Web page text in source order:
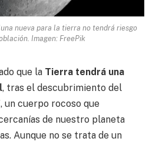
nueva para la tierra no tendrá riesgo
Imagen: FreePik
que la Tierra tendrá una
, tras el descubrimiento del
, un cuerpo rocoso que
de nuestro planeta
Aunque no se trata de un